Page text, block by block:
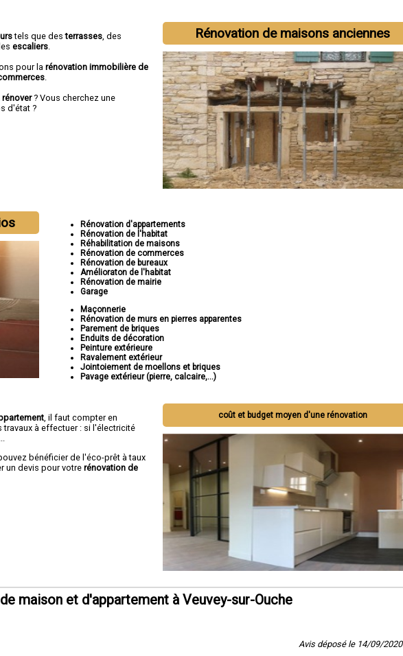
Rénovation de maisons anciennes
tels que desterrasses , des
escaliers
pour la rénovation immobilière de
rénover? Vous cherchez une
d'état ?
Rénovation d'appartements
Rénovation de l'habitat
Réhabilitation de maisons
Rénovation de commerces
Rénovation de bureaux
Amélioraton de l'habitat
Rénovation de mairie
Garage
Maçonnerie
Rénovation de murs en pierres apparentes
Parement de briques
Enduits de décoration
Peinture extérieure
Ravalement extérieur
Jointoiement de moellons et briques
Pavage extérieur (pierre, calcaire,...)
coût et budget moyen d'une rénovation
, il faut compter en
travaux à effectuer : si l'électricité
bénéficier de l'éco-prêt à taux
un devis pour votre rénovation de
maison et d'appartement à Veuvey-sur-Ouche
Avis déposé le 14/09/2020